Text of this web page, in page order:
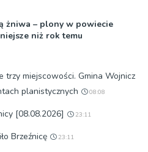
żniwa – plony w powiecie
niż rok temu
trzy miejscowości. Gmina Wojnicz
planistycznych
08:08
[08.08.2026] 23:11
Brzeźnicę 23:11